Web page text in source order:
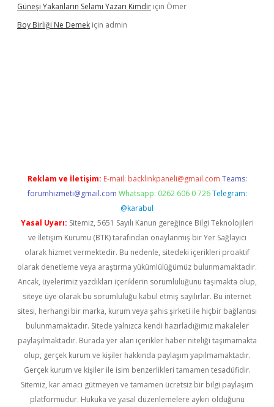
Güneşi Yakanların Selamı Yazarı Kimdir için Ömer
Boy Birliği Ne Demek için admin
Reklam ve İletişim: E-mail: backlinkpaneli@gmail.com Teams:
forumhizmeti@gmail.com Whatsapp: 0262 606 0 726 Telegram:
@karabul
Yasal Uyarı: Sitemiz, 5651 Sayılı Kanun gereğince Bilgi Teknolojileri
ve İletişim Kurumu (BTK) tarafından onaylanmış bir Yer Sağlayıcı
olarak hizmet vermektedir. Bu nedenle, sitedeki içerikleri proaktif
olarak denetleme veya araştırma yükümlülüğümüz bulunmamaktadır.
Ancak, üyelerimiz yazdıkları içeriklerin sorumluluğunu taşımakta olup,
siteye üye olarak bu sorumluluğu kabul etmiş sayılırlar. Bu internet
sitesi, herhangi bir marka, kurum veya şahıs şirketi ile hiçbir bağlantısı
bulunmamaktadır. Sitede yalnızca kendi hazırladığımız makaleler
paylaşılmaktadır. Burada yer alan içerikler haber niteliği taşımamakta
olup, gerçek kurum ve kişiler hakkında paylaşım yapılmamaktadır.
Gerçek kurum ve kişiler ile isim benzerlikleri tamamen tesadüfidir.
Sitemiz, kar amacı gütmeyen ve tamamen ücretsiz bir bilgi paylaşım
platformudur. Hukuka ve yasal düzenlemelere aykırı olduğunu